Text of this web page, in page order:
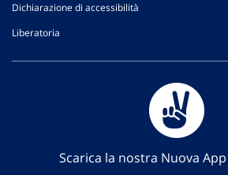
Dichiarazione di accessibilità
Liberatoria
Scarica la nostra Nuova